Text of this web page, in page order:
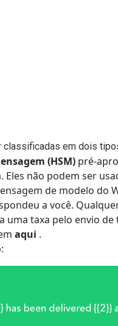
classificadas em dois
(HSM) pré-
não podem ser
de modelo do
a você.
taxa pelo envio
aqui .